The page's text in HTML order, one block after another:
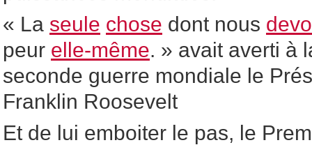
« La seule chose dont nous
peur elle-même. » avait averti à
seconde guerre mondiale le
Franklin Roosevelt
Et de lui emboiter le pas, le